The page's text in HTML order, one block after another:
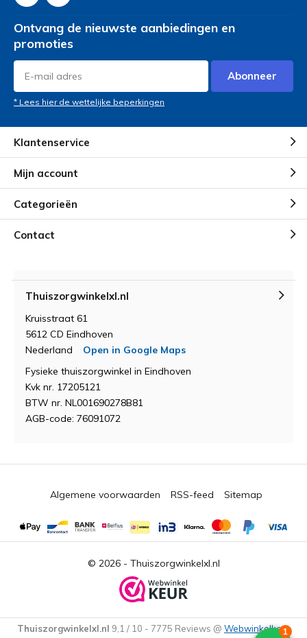
Ontvang de nieuwste aanbiedingen en
promoties
Abonneer
* Lees hier de wettelijke beperkingen
Klantenservice
Mijn account
Categorieën
Contact
Thuiszorgwinkelxl.nl
Kruisstraat 61
5612 CD Eindhoven
Nederland
Open in Google Maps
Fysieke thuiszorgwinkel in Eindhoven
Kvk nr. 17205121
BTW nr. NL001690278B81
AGB-code: 76091072
© 2026 - Thuiszorgwinkelxl.nl
Algemene voorwaarden RSS-feed Sitemap
Thuiszorgwinkelxl.nl 9,1 / 10 - 7775 Reviews @ Webwinkelkeur